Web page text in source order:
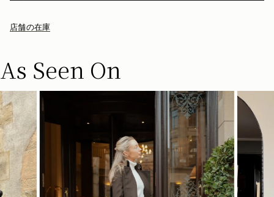
店舗の在庫
As Seen On